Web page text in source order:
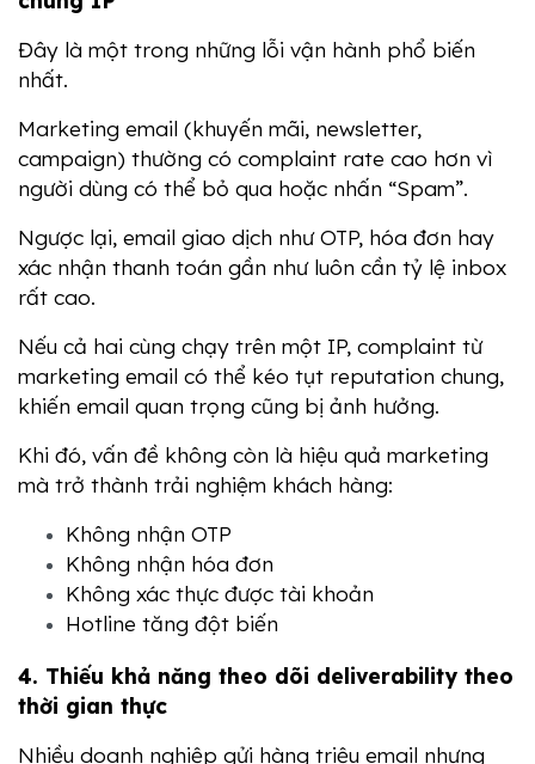
Đây là một trong những lỗi vận hành phổ biến
nhất.
Marketing email (khuyến mãi, newsletter,
campaign) thường có complaint rate cao hơn vì
người dùng có thể bỏ qua hoặc nhấn “Spam”.
Ngược lại, email giao dịch như OTP, hóa đơn hay
xác nhận thanh toán gần như luôn cần tỷ lệ inbox
rất cao.
Nếu cả hai cùng chạy trên một IP, complaint từ
marketing email có thể kéo tụt reputation chung,
khiến email quan trọng cũng bị ảnh hưởng.
Khi đó, vấn đề không còn là hiệu quả marketing
mà trở thành trải nghiệm khách hàng:
Không nhận OTP
Không nhận hóa đơn
Không xác thực được tài khoản
Hotline tăng đột biến
4. Thiếu khả năng theo dõi deliverability theo
thời gian thực
Nhiều doanh nghiệp gửi hàng triệu email nhưng